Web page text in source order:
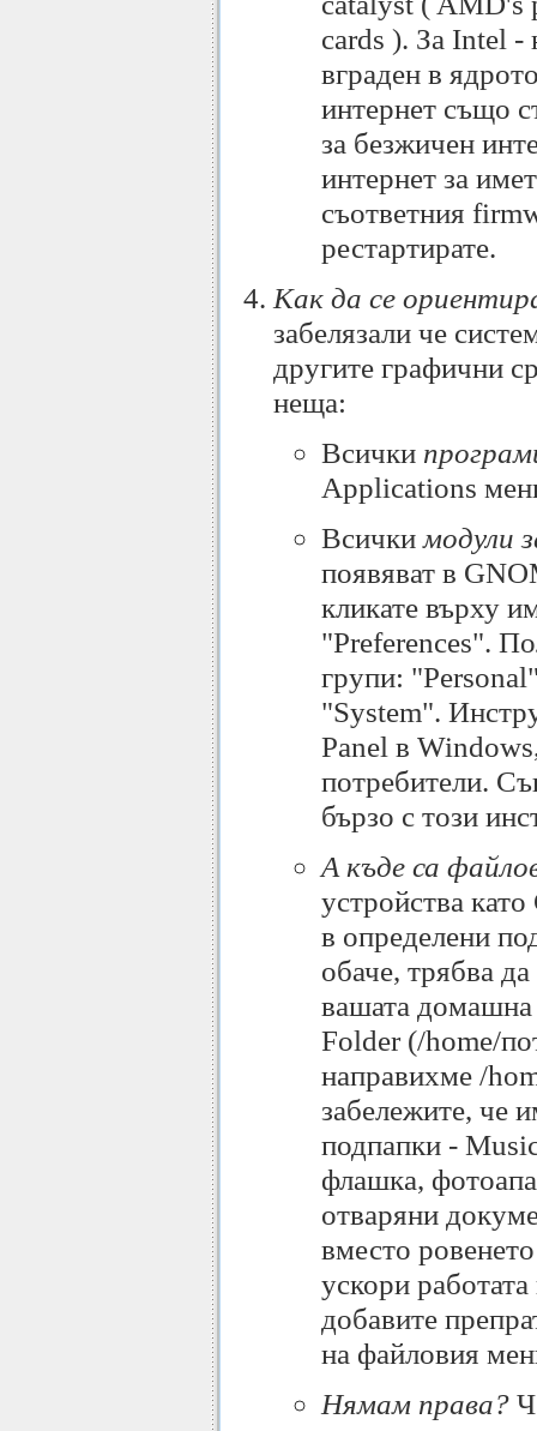
cards ). За Intel -
вграден в
интернет също
за безжичен
интернет за
съответния
рестартирате.
Как да се
забелязали че
другите графични
неща:
Всички
Applications
Всичкимодули
появяват в
кликате върху
"Preferences".
групи:
"System".
Panel в
потребители.
бързо с този
А къде са
устройства
в определени
обаче, трябва
вашата домашна
Folder (/home/
направихме /
забележите, че
подпапки -
флашка,
отваряни
вместо
ускори
добавите
на файловия
Нямам права?